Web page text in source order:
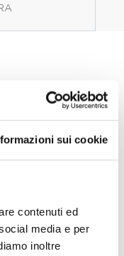
sui cookie
contenuti ed
media e per
inoltre